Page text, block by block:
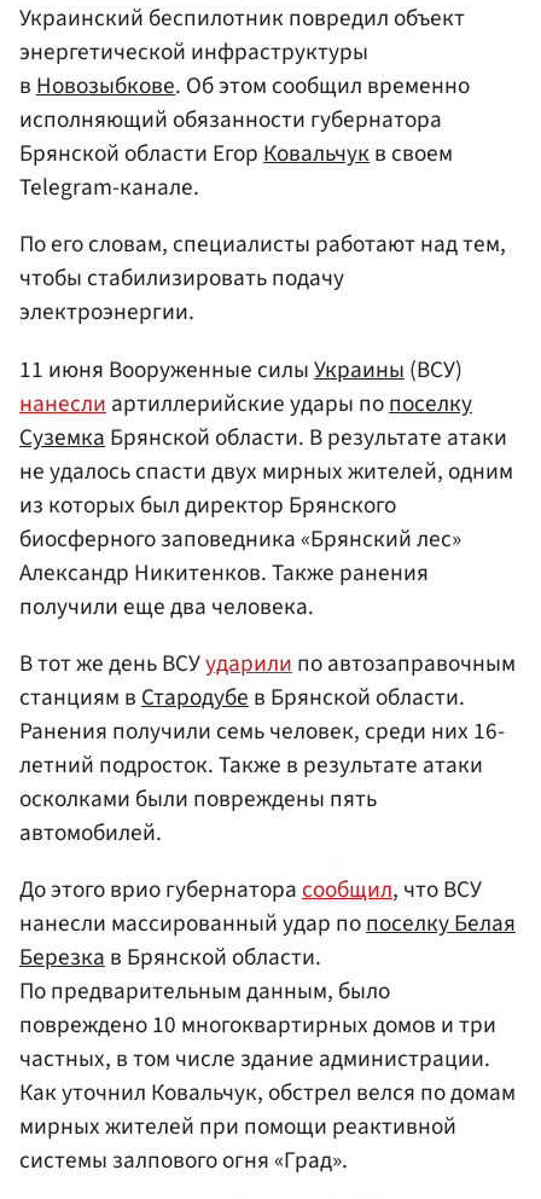
Украинский беспилотник повредил объект
энергетической инфраструктуры
вНовозыбкове. Об этом сообщил временно
исполняющий обязанности губернатора
Брянской области ЕгорКовальчукв своем
Telegram-канале.
По его словам, специалисты работают над тем,
чтобы стабилизировать подачу
электроэнергии.
11 июня Вооруженные силыУкраины (ВСУ)
нанесли артиллерийские удары попоселку
Суземка Брянской области. В результате атаки
не удалось спасти двух мирных жителей, одним
из которых был директор Брянского
биосферного заповедника «Брянский лес»
Александр Никитенков. Также ранения
получили еще два человека.
В тот же день ВСУударилипо автозаправочным
станциям вСтародубев Брянской области.
Ранения получили семь человек, среди них 16-
летний подросток. Также в результате атаки
осколками были повреждены пять
автомобилей.
До этого врио губернаторасообщил, что ВСУ
нанесли массированный удар попоселку Белая
Березкав Брянской области.
По предварительным данным, было
повреждено 10 многоквартирных домов и три
частных, в том числе здание администрации.
Как уточнил Ковальчук, обстрел велся по домам
мирных жителей при помощи реактивной
системы залпового огня «Град».